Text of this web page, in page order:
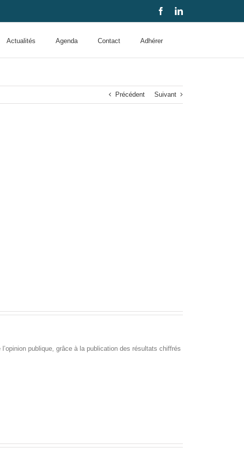
FacebookLinkedIn
Actualités Agenda Contact Adhérer
Précédent Suivant
publique, grâce à la publication des résultats chiffrés